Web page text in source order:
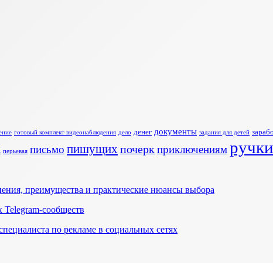
готовый комплект видеонаблюдения дело денег документы задания для детей
перьевая письмо пишущих почеркприключениямручки
преимущества и практические нюансы выбора
сообществ
по рекламе в социальных сетях